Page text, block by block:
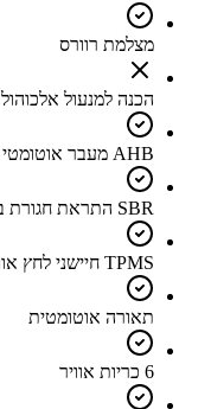
מצלמת רוורס
הכנה למנעול אלכוהול
AHB מעבר אוטומטי לאורות גבוהים
SBR התראת חגורת בטיחות
TPMS חיישני לחץ אוויר
תאורה אוטומטית
6 כריות אוויר